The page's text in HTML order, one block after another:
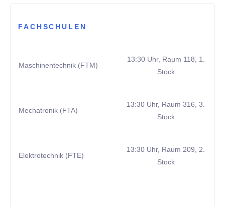
FACHSCHULEN
Maschinentechnik (FTM)
13:30 Uhr, Raum 118, 1.
Stock
Mechatronik (FTA)
13:30 Uhr, Raum 316, 3.
Stock
Elektrotechnik (FTE)
13:30 Uhr, Raum 209, 2.
Stock